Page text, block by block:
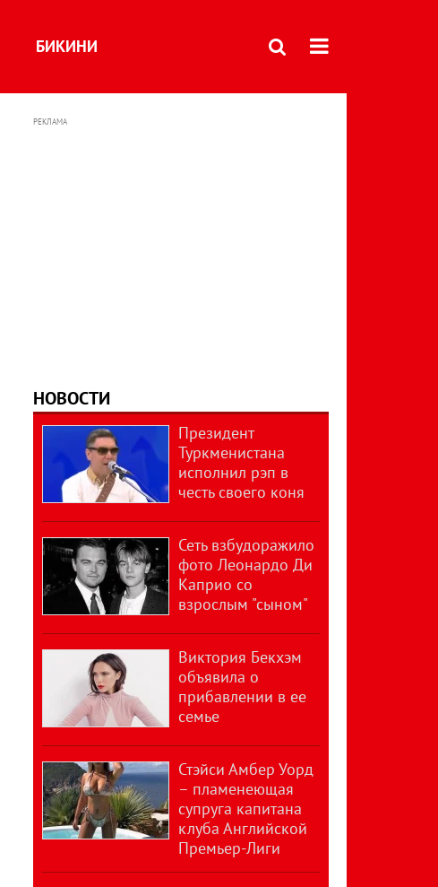
БИКИНИ
РЕКЛАМА
НОВОСТИ
Президент
Туркменистана
исполнил рэп в
честь своего коня
Сеть взбудоражило
фото Леонардо Ди
Каприо со
взрослым "сыном"
Виктория Бекхэм
объявила о
прибавлении в ее
семье
Стэйси Амбер Уорд
– пламенеющая
супруга капитана
клуба Английской
Премьер-Лиги